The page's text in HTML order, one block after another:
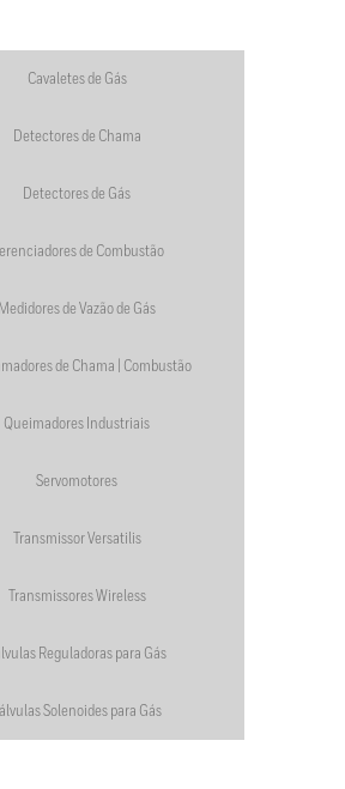
Cavaletes de Gás
Detectores de Chama
Detectores de Gás
de Combustão
Medidores de Vazão de Gás
de Chama | Combustão
Queimadores Industriais
Servomotores
Transmissor Versatilis
Transmissores Wireless
Reguladoras para Gás
Solenoides para Gás